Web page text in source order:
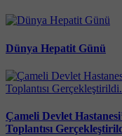
Dünya Hepatit Günü
Çameli Devlet
Toplantısı